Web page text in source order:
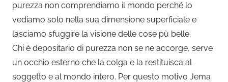
purezza non comprendiamo il mondo perché lo
vediamo solo nella sua dimensione superficiale e
lasciamo sfuggire la visione delle cose pù belle.
Chi è depositario di purezza non se ne accorge, serve
un occhio esterno che la colga e la restituisca al
soggetto e al mondo intero. Per questo motivo Jema